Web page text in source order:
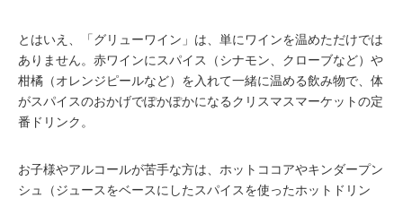
とはいえ、「グリューワイン」は、単にワインを温めただけでは
ありません。赤ワインにスパイス（シナモン、クローブなど）や
柑橘（オレンジピールなど）を入れて一緒に温める飲み物で、体
がスパイスのおかげでぽかぽかになるクリスマスマーケットの定
番ドリンク。
お子様やアルコールが苦手な方は、ホットココアやキンダープン
シュ（ジュースをベースにしたスパイスを使ったホットドリン